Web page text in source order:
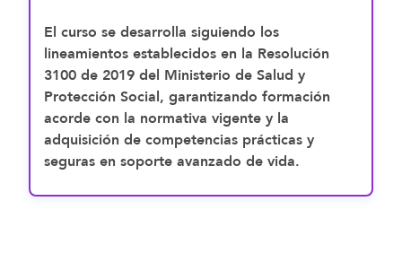
El curso se desarrolla siguiendo los
lineamientos establecidos en la Resolución
3100 de 2019 del Ministerio de Salud y
Protección Social, garantizando formación
acorde con la normativa vigente y la
adquisición de competencias prácticas y
seguras en soporte avanzado de vida.